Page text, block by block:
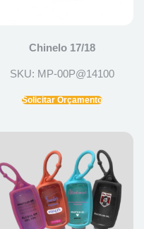
Chinelo 17/18
SKU: MP-00P@14100
Solicitar Orçamento